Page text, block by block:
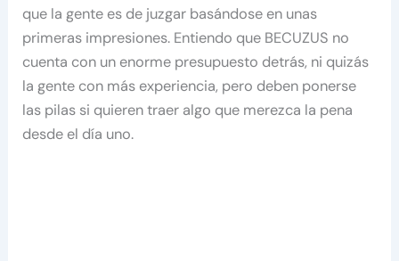
que la gente es de juzgar basándose en unas
primeras impresiones. Entiendo que BECUZUS no
cuenta con un enorme presupuesto detrás, ni quizás
la gente con más experiencia, pero deben ponerse
las pilas si quieren traer algo que merezca la pena
desde el día uno.